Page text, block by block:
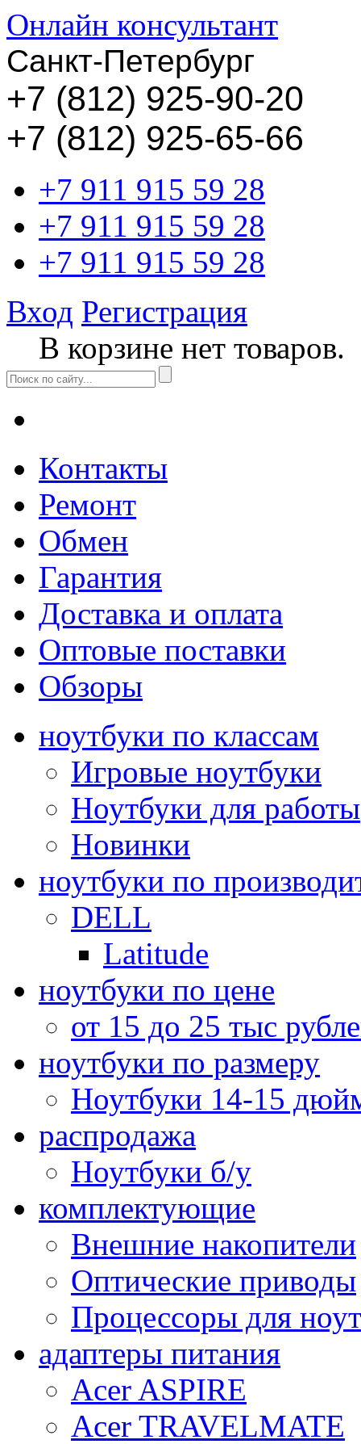
Онлайн консультант
Санкт-Петербург
+7 (812) 925-90-20
+7 (812) 925-65-66
+7 911 915 59 28
+7 911 915 59 28
+7 911 915 59 28
Вход Регистрация
В корзине нет товаров.
Контакты
Ремонт
Обмен
Гарантия
Доставка и оплата
Оптовые поставки
Обзоры
ноутбуки по классам
Игровые ноутбуки
Ноутбуки для работы
Новинки
ноутбуки по
DELL
Latitude
ноутбуки по цене
от 15 до 25 тыс
ноутбуки по размеру
Ноутбуки 14-15
распродажа
Ноутбуки б/у
комплектующие
Внешние накопители
Оптические приводы
Процессоры для
адаптеры питания
Acer ASPIRE
Acer TRAVELMATE